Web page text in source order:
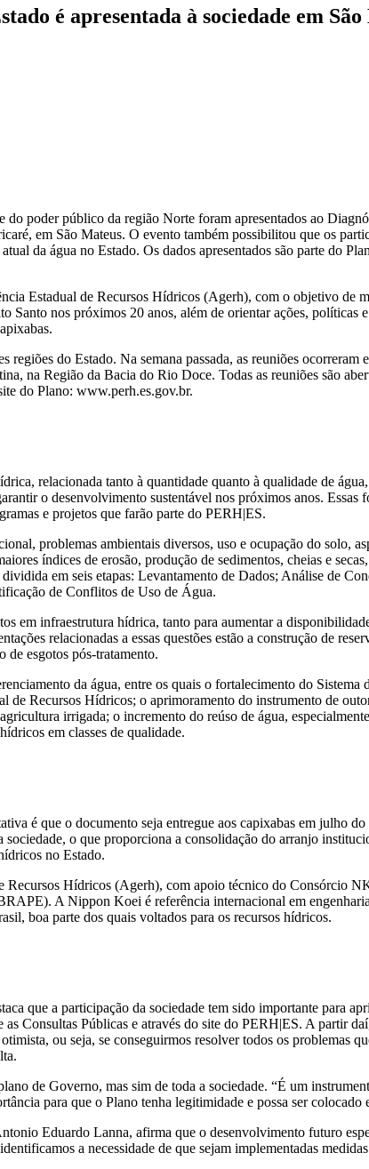
é apresentada à sociedade em
do poder público da região Norte foram apresentados ao
em São Mateus. O evento também possibilitou que os
da água no Estado. Os dados apresentados são parte do
Estadual de Recursos Hídricos (Agerh), com o objetivo de
Santo nos próximos 20 anos, além de orientar ações,
regiões do Estado. Na semana passada, as reuniões
na Região da Bacia do Rio Doce. Todas as reuniões são
do Plano: www.perh.es.gov.br.
relacionada tanto à quantidade quanto à qualidade de
o desenvolvimento sustentável nos próximos anos.
e projetos que farão parte do PERH|ES.
problemas ambientais diversos, uso e ocupação do solo,
índices de erosão, produção de sedimentos, cheias e
em seis etapas: Levantamento de Dados; Análise de
de Conflitos de Uso de Água.
em infraestrutura hídrica, tanto para aumentar a
relacionadas a essas questões estão a construção de
de esgotos pós-tratamento.
da água, entre os quais o fortalecimento do
Recursos Hídricos; o aprimoramento do instrumento de
irrigada; o incremento do reúso de água,
em classes de qualidade.
é que o documento seja entregue aos capixabas em julho
o que proporciona a consolidação do arranjo
no Estado.
Recursos Hídricos (Agerh), com apoio técnico do Consórcio
A Nippon Koei é referência internacional em
boa parte dos quais voltados para os recursos hídricos.
que a participação da sociedade tem sido importante para
Consultas Públicas e através do site do PERH|ES. A partir
ou seja, se conseguirmos resolver todos os problemas
de Governo, mas sim de toda a sociedade. “É um
para que o Plano tenha legitimidade e possa ser colocado
Eduardo Lanna, afirma que o desenvolvimento futuro
a necessidade de que sejam implementadas